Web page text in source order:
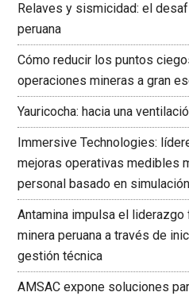
Relaves y sismicidad: el
peruana
Cómo reducir los puntos
operaciones mineras a gran
Yauricocha: hacia una
Immersive Technologies:
mejoras operativas medibles
personal basado en simulación
Antamina impulsa el
minera peruana a través de
gestión técnica
AMSAC expone soluciones